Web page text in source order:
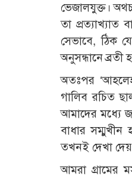
ভেজালযুক্ত।
তা প্রত্যাখ্যাত
সেভাবে, ঠিক
অনুসন্ধানে
অতঃপর
গালিব রচিত
আমাদের মধ্যে
বাধার
তখনই দেখা দেয়
আমরা গ্রামের